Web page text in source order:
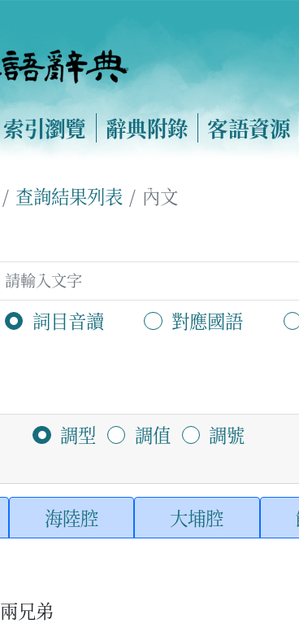
索引瀏覽 辭典附錄 客語資源
查詢結果列表 內文
詞目音讀 對應國語
調型 調值 調號
海陸腔 大埔腔
兩兄弟